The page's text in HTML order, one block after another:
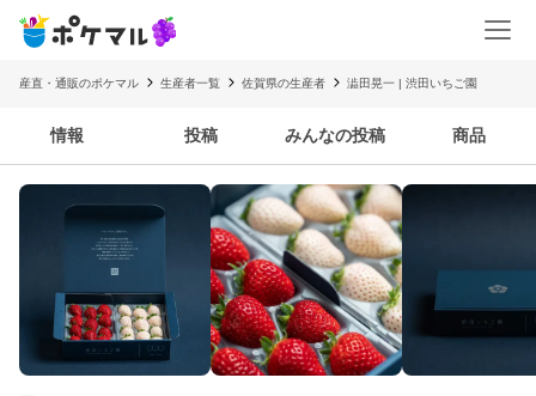
産直・通販のポケマル 生産者一覧 佐賀県の生産者 澁田晃一 | 渋田いちご園
情報 投稿 みんなの投稿 商品